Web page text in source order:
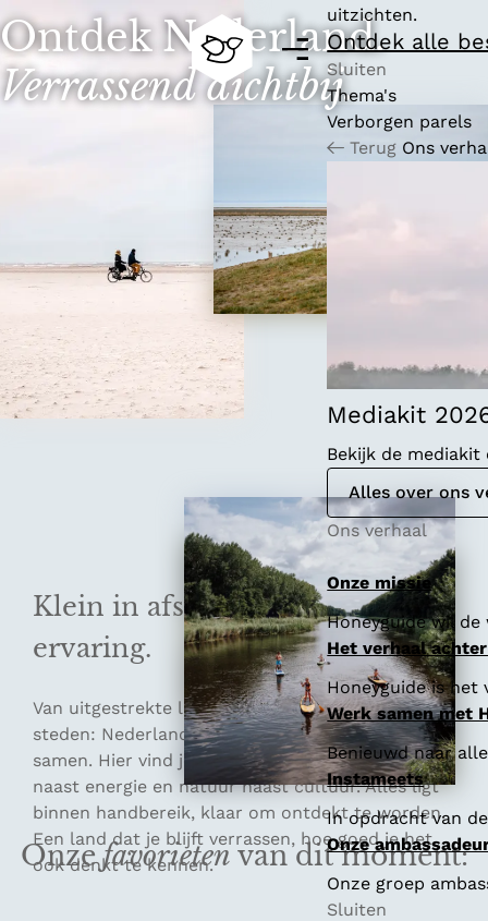
G
e
m
e
p
M
e
n
uitzichten.
Ontdek alle
Sluiten
Thema's
Verborgen parels
Terug Ons
Mediakit
Bekijk de
Alles over ons
Ons verhaal
Onze missie
Honeyguide wil
Het verhaal
Honeyguide is het
Werk samen met
Benieuwd naar
Instameets
In opdracht van
Onze
Onze groep
Sluiten
Ontdek Nederland.
Verrassend dichtbij.
Klein in afstand,grootsin
ervaring.
Van uitgestrekte landschappen tot bruisende
steden: Nederland brengt contrasten moeiteloos
samen. Hier vind je innovatie naast traditie, rust
naast energie en natuur naast cultuur. Alles ligt
binnen handbereik, klaar om ontdekt te worden.
Een land dat je blijft verrassen, hoe goed je het
ook denkt te kennen.
Onzefavorietenvan dit moment: